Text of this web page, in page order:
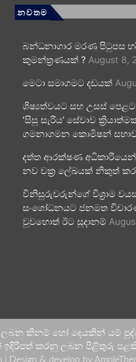
නවතම
බන්ධනාගාර මරණ පිටුපස
කුමන්ත්‍රණයක් ? August 8,
මෙටා සමාගමට දඩයක්
ශිෂ්‍යත්වයට සහ උසස්
‘සිසු සැරිය’ සේවාව
ගමනාගමන කොමිෂන්
දත්ත ආරක්ෂණ අධිකාරියෙන්
නව චක්‍ර ලේඛයක් නිකුත්
විනිසුරුවරුන්ගේ විශ්‍රාම
සංශෝධනයට ජනමත
වුවහොත් ඊට සූදානම්
ලබන කිනම් හෝ දෙයකින්
කරනු ලබන පිළිතුරු
|
Design & develop by